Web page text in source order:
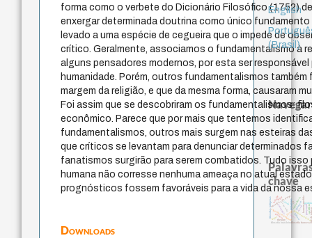
forma como o verbete do Dicionário Filosófico (1752)
enxergar determinada doutrina como único fundamento
levado a uma espécie de cegueira que o impede de
crítico. Geralmente, associamos o fundamentalismo à
alguns pensadores modernos, por esta ser
humanidade. Porém, outros fundamentalismos também
margem da religião, e que da mesma forma, causaram
Foi assim que se descobriram os fundamentalismos:
econômico. Parece que por mais que tentemos
fundamentalismos, outros mais surgem nas esteiras
que críticos se levantam para denunciar determinados
fanatismos surgirão para serem combatidos. Tudo isso
humana não corresse nenhuma ameaça no atual
prognósticos fossem favoráveis para a vida da nossa
Downloads
English
(Brasil)
Navegar
chave
fundamentalismo
jacobi
protágoras
experiência temporal
metafísica do tempo
género
idade intolerânciahomem-medida
filosofias indígenas
filosofia brasileira
j.c.m. neto
palavra
perdón
leyes
violencia guayaquil
logos
pedagogia
lei
filosofia francesa
desejo sacrifício
bataillemind
therapy arte